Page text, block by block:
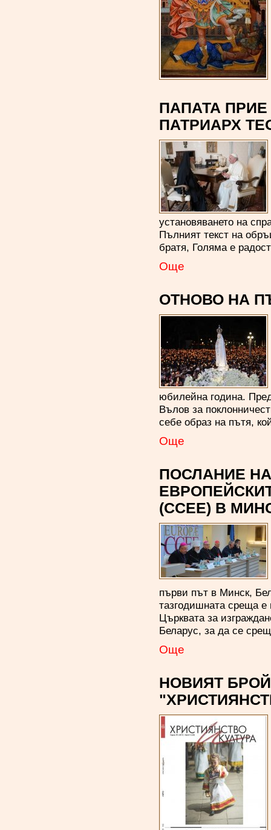
ПАПАТА
ПАТРИАРХ
установяването на
Пълният текст на
братя, Голяма е
Oще
ОТНОВО НА
юбилейна година.
Вълов за
себе образ на пътя,
Oще
ПОСЛАНИЕ
(CCEE) В
първи път в Минск,
тазгодишната среща
Църквата за
Беларус, за да се
Oще
НОВИЯТ